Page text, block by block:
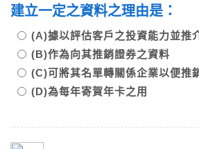
建立一定之資料之理由是：
(A)據以評估客戶之投資能力並推
(B)作為向其推銷證券之資料
(C)可將其名單轉關係企業以便推
(D)為每年寄賀年卡之用